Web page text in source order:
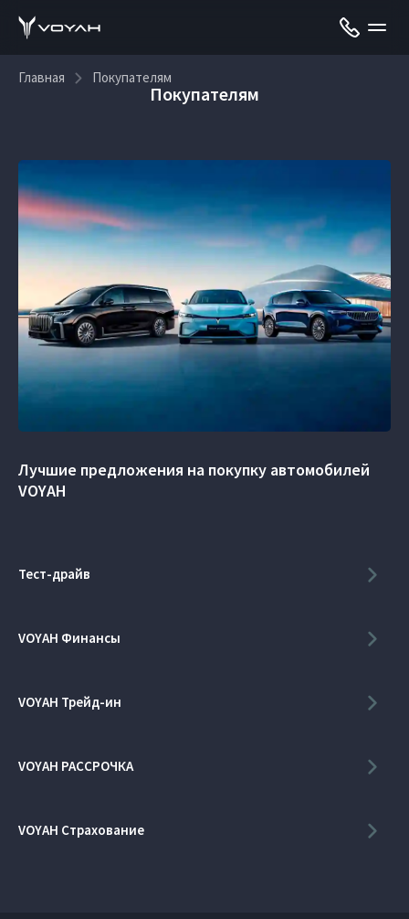
Главная Покупателям
Покупателям
Лучшие предложения на покупку автомобилей
VOYAH
Тест-драйв
VOYAH Финансы
VOYAH Трейд-ин
VOYAH РАССРОЧКА
VOYAH Страхование